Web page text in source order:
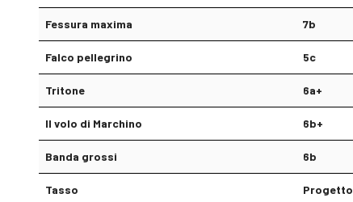
Fessura maxima 7b
Falco pellegrino 5c
Tritone 6a+
Il volo di Marchino 6b+
Banda grossi 6b
Tasso Progetto